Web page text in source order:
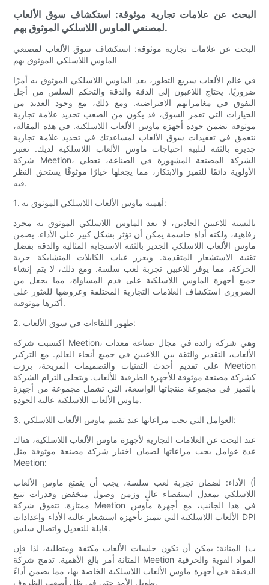
البحث عن علامات تجارية موثوقة: استكشاف سوق الألعاب
لمصنعي الماوس اللاسلكي الموثوق بهم.
البحث عن علامات تجارية موثوقة: استكشاف سوق الألعاب لمصنعي
الماوس اللاسلكي الموثوق بهم
في عالم الألعاب سريع التطور، يعد الماوس اللاسلكي الموثوق به أمرًا
ضروريًا. يحتاج اللاعبون إلى الدقة والدقة والتحكم السلس من أجل
التفوق في مغامراتهم الافتراضية. ومع ذلك، مع وجود العديد من
الخيارات التي تغمر السوق، قد يكون من الصعب تحديد علامة تجارية
موثوقة تضمن جودة أجهزة ماوس الألعاب اللاسلكية. في هذه المقالة،
نتعمق في تعقيدات سوق الألعاب لمساعدتك في تحديد علامة تجارية
جديرة بالثقة لتلبية احتياجات ماوس الألعاب اللاسلكية لديك. تعتبر
شركة Meetion، الشركة المصنعة المشهورة في الصناعة، تعطي
الأولوية دائمًا للتميز والابتكار، مما يجعلها خيارًا موثوقًا يستحق النظر
فيه.
1. أهمية ماوس الألعاب اللاسلكي الموثوق به:
بالنسبة للاعبين الجادين، لا يعد الماوس اللاسلكي الموثوق به مجرد
رفاهية، ولكنه أداة حاسمة يمكن أن تؤثر بشكل كبير على الأداء. يضمن
ماوس الألعاب اللاسلكي الجدير بالثقة الاستجابة المثالية والدقة بفضل
تقنية الاستشعار المتقدمة. ويعزز غياب الكابلات المتشابكة حرية
الحركة، مما يوفر للاعبين تجربة لعب سلسة. ومع ذلك، لا يتم إنشاء
جميع أجهزة الماوس اللاسلكية على قدم المساواة، مما يجعل من
الضروري استكشاف العلامات التجارية المختلفة وعروضها للعثور على
أكثرها موثوقية.
2. ظهور اللقاءات في سوق الألعاب:
اكتسبت شركة Meetion، وهي شركة رائدة في مجال صناعة معدات
الألعاب، التقدير والثقة بين اللاعبين في جميع أنحاء العالم. مع التركيز
على تقديم أحدث التقنيات والتصميمات المريحة، برزت Meetion
كشركة مصنعة موثوقة للأجهزة الطرفية للألعاب. ويتجلى التزام الشركة
بالتميز في مجموعة منتجاتها الواسعة، التي تشمل مجموعة من أجهزة
ماوس الألعاب اللاسلكية عالية الجودة.
3. العوامل التي يجب مراعاتها عند تقييم ماوس الألعاب اللاسلكي:
عند البحث عن العلامات التجارية لأجهزة ماوس الألعاب اللاسلكية، هناك
عدة عوامل يجب مراعاتها لضمان اختيار شركة مصنعة موثوقة مثل
Meetion:
أ) الأداء: لضمان تجربة لعب سلسة، يجب أن يتمتع ماوس الألعاب
اللاسلكي بمعدل استقصاء عالٍ وزمن وصول منخفض وقدرات تتبع
ممتازة. تتفوق شركة Meetion في هذا الجانب، مع أجهزة ماوس
الألعاب اللاسلكية التي تتميز بأجهزة استشعار عالية الأداء وإعدادات DPI
قابلة للتعديل واتصال سلس.
ب) المتانة: يمكن أن تكون جلسات الألعاب مكثفة ومتطلبة، لذا فإن
المتانة أمر بالغ الأهمية. تدمج شركة Meetion المواد القوية والحرفية
الدقيقة في أجهزة ماوس الألعاب اللاسلكية الخاصة بها، مما يضمن أداءً
طويل الأمد حتى في ظل أصعب الظروف.